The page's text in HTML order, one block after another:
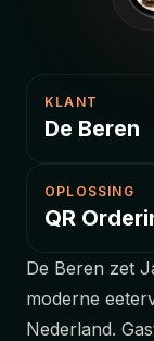
KLANT
De Beren
OPLOSSING
QR
De Beren zet
moderne
Nederland.